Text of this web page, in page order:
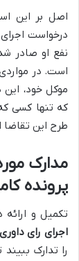
اصل بر این
درخواست
نفع او صادر
است. در
موکل خود،
که تنها کسی
طرح این
مدارک
پرونده
تکمیل و
اجرای رای داوری
را تدارک